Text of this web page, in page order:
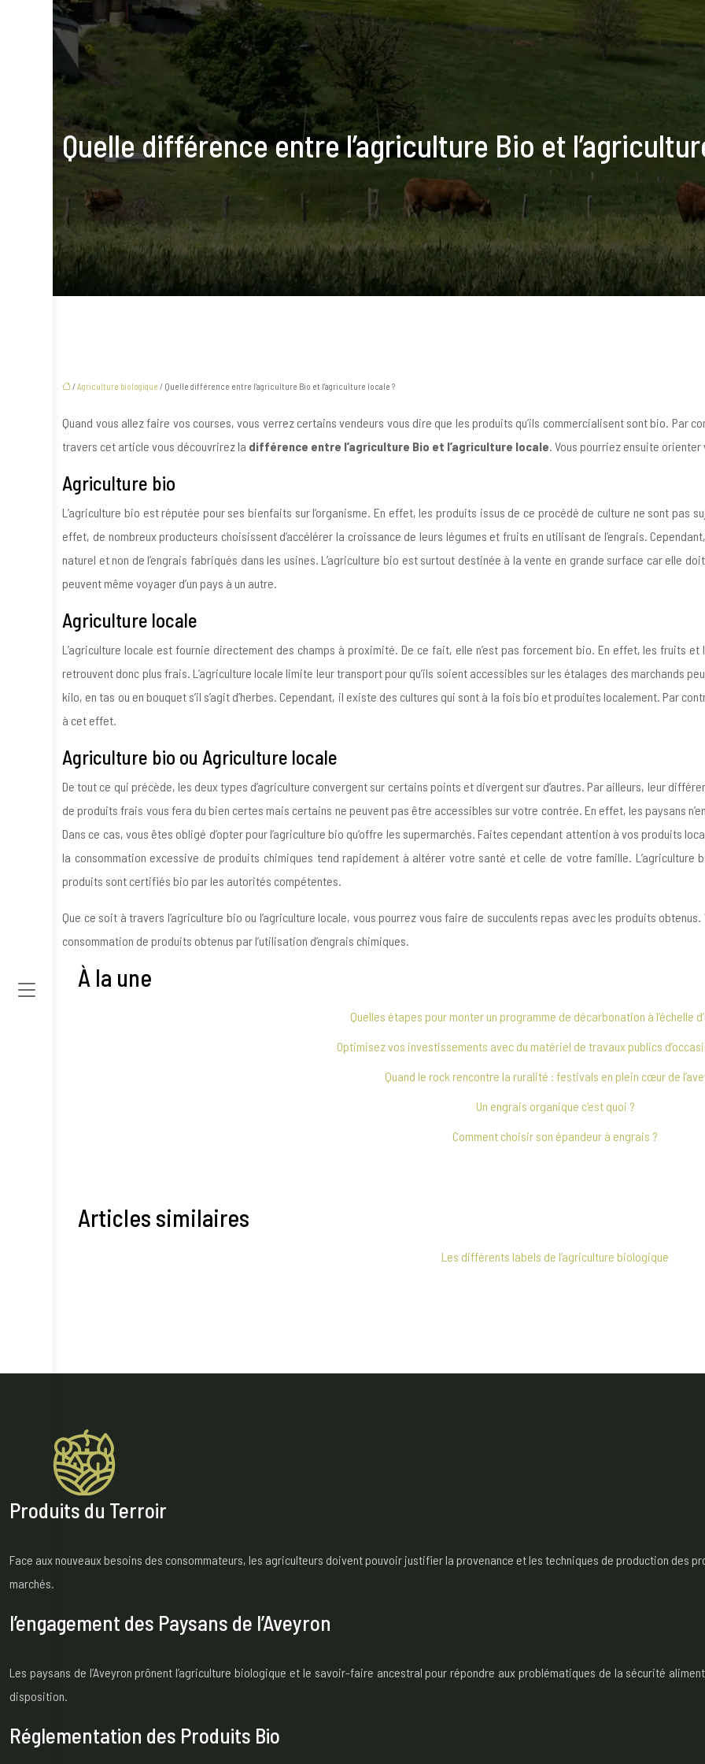
Quelle différence entre l’agriculture Bio et
/Agriculture biologique / Quelle différence entre l’agriculture Bio et l’agriculture locale ?
Quand vous allez faire vos courses, vous verrez certains vendeurs vous dire que les produits qu’ils commercialisent sont bio. Par
travers cet article vous découvrirez la différence entre l’agriculture Bio et l’agriculture locale. Vous pourriez ensuite
Agriculture bio
L’agriculture bio est réputée pour ses bienfaits sur l’organisme. En effet, les produits issus de ce procédé de culture ne sont pas
effet, de nombreux producteurs choisissent d’accélérer la croissance de leurs légumes et fruits en utilisant de l’engrais.
naturel et non de l’engrais fabriqués dans les usines. L’agriculture bio est surtout destinée à la vente en grande surface car elle
peuvent même voyager d’un pays à un autre.
Agriculture locale
L’agriculture locale est fournie directement des champs à proximité. De ce fait, elle n’est pas forcement bio. En effet, les fruits
retrouvent donc plus frais. L’agriculture locale limite leur transport pour qu’ils soient accessibles sur les étalages des marchands
kilo, en tas ou en bouquet s’il s’agit d’herbes. Cependant, il existe des cultures qui sont à la fois bio et produites localement. Par
à cet effet.
Agriculture bio ou Agriculture locale
De tout ce qui précède, les deux types d’agriculture convergent sur certains points et divergent sur d’autres. Par ailleurs, leur
de produits frais vous fera du bien certes mais certains ne peuvent pas être accessibles sur votre contrée. En effet, les paysans
Dans ce cas, vous êtes obligé d’opter pour l’agriculture bio qu’offre les supermarchés. Faites cependant attention à vos produits
la consommation excessive de produits chimiques tend rapidement à altérer votre santé et celle de votre famille. L’agriculture
produits sont certifiés bio par les autorités compétentes.
Que ce soit à travers l’agriculture bio ou l’agriculture locale, vous pourrez vous faire de succulents repas avec les produits
consommation de produits obtenus par l’utilisation d’engrais chimiques.
À la une
Quelles étapes pour monter un programme de décarbonation à l’échelle
Optimisez vos investissements avec du matériel de travaux publics
Quand le rock rencontre la ruralité : festivals en plein cœur de
Un engrais organique c’est quoi ?
Comment choisir son épandeur à engrais ?
Articles similaires
Les différents labels de l’agriculture biologique
Produits du Terroir
Face aux nouveaux besoins des consommateurs, les agriculteurs doivent pouvoir justifier la provenance et les techniques de production des
marchés.
l’engagement des Paysans de l’Aveyron
Les paysans de l’Aveyron prônent l’agriculture biologique et le savoir-faire ancestral pour répondre aux problématiques de la sécurité
disposition.
Réglementation des Produits Bio